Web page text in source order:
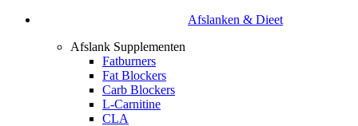
Afslanken & Dieet
Afslank Supplementen
Fatburners
Fat Blockers
Carb Blockers
L-Carnitine
CLA